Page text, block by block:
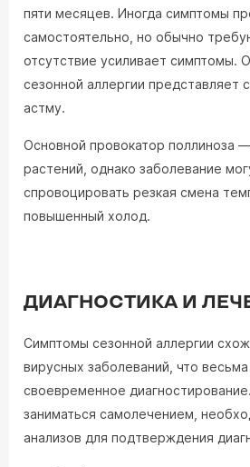
пяти месяцев. Иногда симптомы
самостоятельно, но обычно
отсутствие усиливает симптомы.
сезонной аллергии представляет
астму.
Основной провокатор поллиноза
растений, однако заболевание
спровоцировать резкая смена
повышенный холод.
ДИАГНОСТИКА И
Симптомы сезонной аллергии
вирусных заболеваний, что
своевременное
заниматься самолечением,
анализов для подтверждения